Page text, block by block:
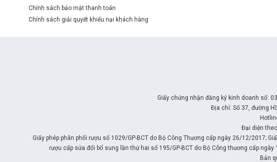
Chính sách bảo mật thanh toán
Chính sách giải quyết khiếu nại khách hàng
Giấy chứng nhận đăng ký kinh doanh số:
Địa chỉ: Số 37, đường
Đại diện theo
Giấy phép phân phối rượu số 1029/GP-BCT do Bộ Công Thương cấp ngày 26/12/2017;
rượu cấp sửa đổi bổ sung lần thứ hai số 195/GP-BCT do Bộ Công thương cấp
Bản